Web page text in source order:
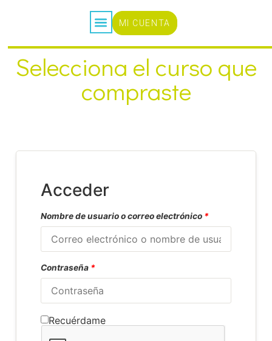
MI CUENTA
Selecciona el curso que
compraste
Acceder
Nombre de usuario o correo electrónico *
Contraseña *
Recuérdame